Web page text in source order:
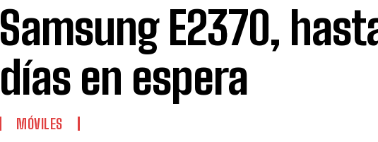
Samsung E2370,
días en espera
MÓVILES